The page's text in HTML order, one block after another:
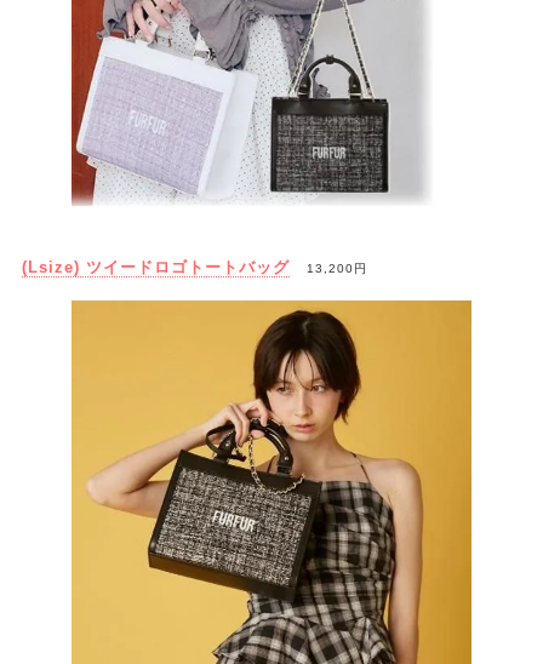
(Lsize) ツイードロゴトートバッグ 13,200円